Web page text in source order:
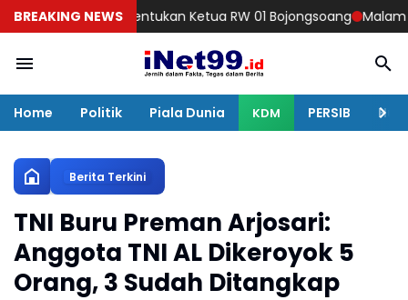
BREAKING NEWS
RT Tentukan Ketua RW 01 Bojongsoang Malam Minggu,
Home Politik Piala Dunia KDM PERSIB
Berita Terkini
TNI Buru Preman Arjosari:
Anggota TNI AL Dikeroyok 5
Orang, 3 Sudah Ditangkap